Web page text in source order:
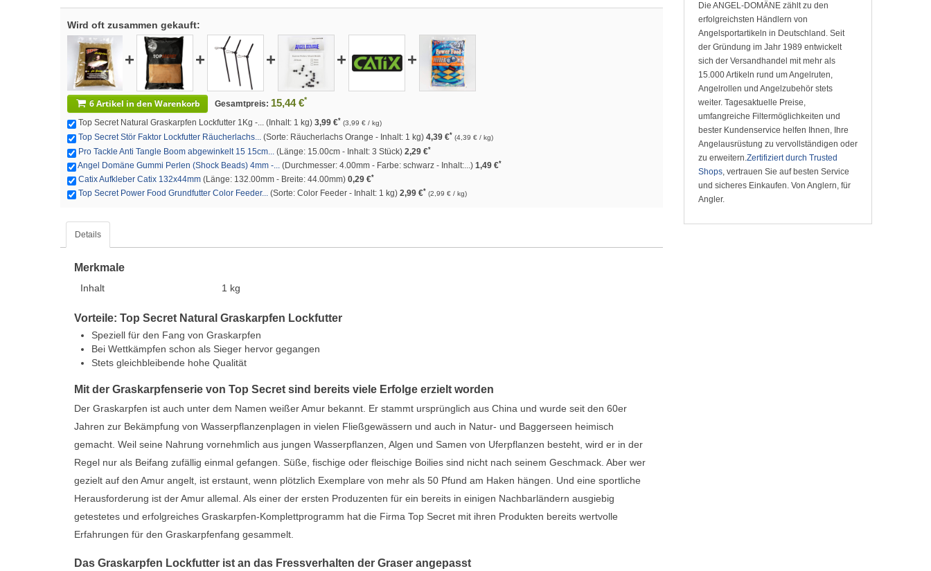
Wird oft zusammen gekauft:
+ + + + +
6 Artikel in den Warenkorb Gesamtpreis: 15,44 €*
Top Secret Natural Graskarpfen Lockfutter 1Kg -... (Inhalt: 1 kg) 3,99 €* (3,99 € / kg)
Top Secret Stör Faktor Lockfutter Räucherlachs... (Sorte: Räucherlachs Orange - Inhalt: 1 kg) 4,39 €* (4,39 € / kg)
Pro Tackle Anti Tangle Boom abgewinkelt 15 15cm... (Länge: 15.00cm - Inhalt: 3 Stück) 2,29 €*
Angel Domäne Gummi Perlen (Shock Beads) 4mm -... (Durchmesser: 4.00mm - Farbe: schwarz - Inhalt:...) 1,49 €*
Catix Aufkleber Catix 132x44mm (Länge: 132.00mm - Breite: 44.00mm) 0,29 €*
Top Secret Power Food Grundfutter Color Feeder... (Sorte: Color Feeder - Inhalt: 1 kg) 2,99 €* (2,99 € / kg)
Details
Merkmale
Inhalt 1 kg
Vorteile: Top Secret Natural Graskarpfen Lockfutter
Speziell für den Fang von Graskarpfen
Bei Wettkämpfen schon als Sieger hervor gegangen
Stets gleichbleibende hohe Qualität
Mit der Graskarpfenserie von Top Secret sind bereits viele Erfolge erzielt worden
Der Graskarpfen ist auch unter dem Namen weißer Amur bekannt. Er stammt ursprünglich aus China und wurde seit den 60er
Jahren zur Bekämpfung von Wasserpflanzenplagen in vielen Fließgewässern und auch in Natur- und Baggerseen heimisch
gemacht. Weil seine Nahrung vornehmlich aus jungen Wasserpflanzen, Algen und Samen von Uferpflanzen besteht, wird er in der
Regel nur als Beifang zufällig einmal gefangen. Süße, fischige oder fleischige Boilies sind nicht nach seinem Geschmack. Aber wer
gezielt auf den Amur angelt, ist erstaunt, wenn plötzlich Exemplare von mehr als 50 Pfund am Haken hängen. Und eine sportliche
Herausforderung ist der Amur allemal. Als einer der ersten Produzenten für ein bereits in einigen Nachbarländern ausgiebig
getestetes und erfolgreiches Graskarpfen-Komplettprogramm hat die Firma Top Secret mit ihren Produkten bereits wertvolle
Erfahrungen für den Graskarpfenfang gesammelt.
Das Graskarpfen Lockfutter ist an das Fressverhalten der Graser angepasst
Die ANGEL-DOMÄNE zählt zu den
erfolgreichsten Händlern von
Angelsportartikeln in Deutschland. Seit
der Gründung im Jahr 1989 entwickelt
sich der Versandhandel mit mehr als
15.000 Artikeln rund um Angelruten,
Angelrollen und Angelzubehör stets
weiter. Tagesaktuelle Preise,
umfangreiche Filtermöglichkeiten und
bester Kundenservice helfen Ihnen, Ihre
Angelausrüstung zu vervollständigen oder
zu erweitern.Zertifiziert durch Trusted
Shops, vertrauen Sie auf besten Service
und sicheres Einkaufen. Von Anglern, für
Angler.